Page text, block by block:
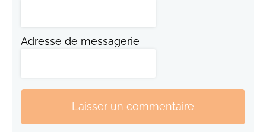
Adresse de messagerie
Laisser un commentaire